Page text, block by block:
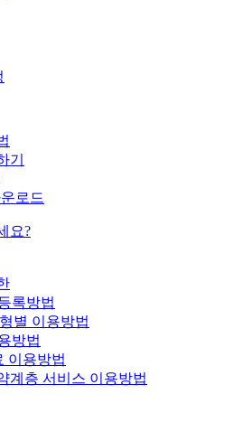
기
로드
요?
록방법
별 이용방법
방법
이용방법
계층 서비스 이용방법